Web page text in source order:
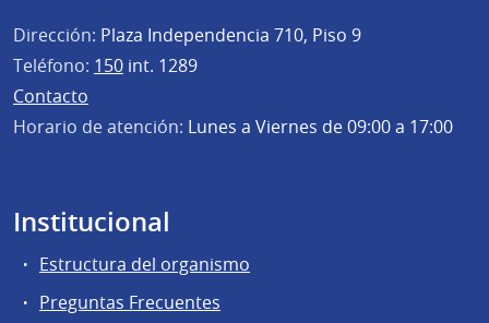
Dirección: Plaza Independencia 710, Piso 9
Teléfono: 150 int. 1289
Contacto
Horario de atención: Lunes a Viernes de 09:00 a 17:00
Institucional
Estructura del organismo
Preguntas Frecuentes